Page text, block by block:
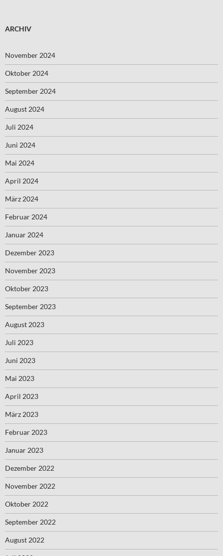
ARCHIV
November 2024
Oktober 2024
September 2024
August 2024
Juli 2024
Juni 2024
Mai 2024
April 2024
März 2024
Februar 2024
Januar 2024
Dezember 2023
November 2023
Oktober 2023
September 2023
August 2023
Juli 2023
Juni 2023
Mai 2023
April 2023
März 2023
Februar 2023
Januar 2023
Dezember 2022
November 2022
Oktober 2022
September 2022
August 2022